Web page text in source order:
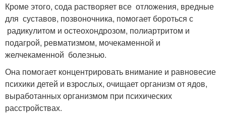
Кроме этого, сода растворяет все отложения, вредные
для суставов, позвоночника, помогает бороться с
радикулитом и остеохондрозом, полиартритом и
подагрой, ревматизмом, мочекаменной и
желчекаменной болезнью.
Она помогает концентрировать внимание и равновесие
психики детей и взрослых, очищает организм от ядов,
выработанных организмом при психических
расстройствах.